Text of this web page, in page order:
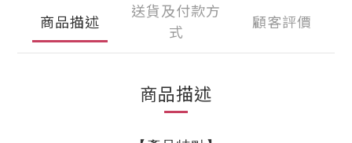
商品描述
送貨及付款方
式
顧客評價
商品描述